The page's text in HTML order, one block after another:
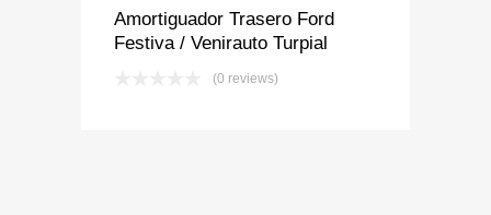
Amortiguador Trasero Ford
Festiva / Venirauto Turpial
(0 reviews)